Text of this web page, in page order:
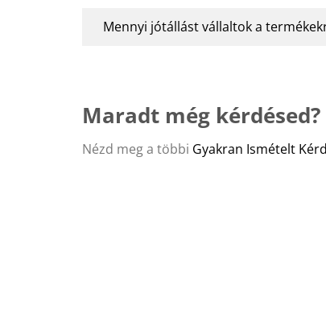
Mennyi jótállást vállaltok a
Maradt még kérdésed?
Nézd meg a többi Gyakran Ismételt